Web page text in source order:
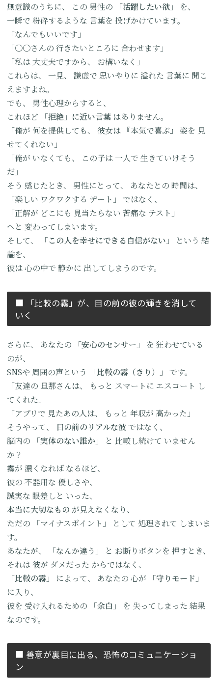
無意識のうちに、 この 男性の 「活躍したい欲」
を、
一瞬で 粉砕するような 言葉を 投げかけています。
「なんでもいいです」
「〇〇さんの 行きたいところに 合わせます」
「私は大丈夫ですから、
お構いなく」
これらは、
一見、 謙虚で 思いやりに 溢れた 言葉に 聞こ
えますよね。
でも、
男性心理からすると、
これほど
「拒絶」に近い言葉 はありません。
「俺が 何を提供しても、 彼女は 『本気で喜ぶ』 姿を 見
せてくれない」
「俺が いなくても、 この子は 一人で 生きていけそう
だ」
そう 感じたとき、 男性にとって、 あなたとの 時間は、
「楽しい ワクワクする デート」
ではなく、
「正解が どこにも 見当たらない 苦痛な テスト」
へと 変わってしまいます。
そして、
「この人を幸せにできる 自信がない」 という 結
論を、
彼は心の中で 静かに 出してしまうのです。
■ 「比較の霧」が、 目の前の彼の輝きを消して
いく
さらに、 あなたの 「安心のセンサー」 を 狂わせている
のが、
SNSや 周囲の声という 「比較の霧（きり）」
です。
「友達の 旦那さんは、 もっと スマートに エスコート し
てくれた」
「アプリで 見たあの人は、 もっと 年収が 高かった」
そうやって、
目の前のリアルな彼 ではなく、
脳内の
「実体のない誰か」 と 比較し続けて いません
か？
霧が 濃くなれば なるほど、
彼の 不器用な 優しさや、
誠実な 眼差しと いった、
本当に大切なもの が見えなくなり、
ただの
「マイナスポイント」 として 処理されて しまいま
す。
あなたが、
「なんか違う」 と お断りボタンを 押すとき、
それは 彼が ダメだった からではなく、
「比較の霧」
によって、 あなたの 心が
「守りモード」
に入り、
彼を 受け入れるための 「余白」 を 失ってしまった 結果
なのです。
■ 善意が裏目に出る、 恐怖のコミュニケーショ
ン